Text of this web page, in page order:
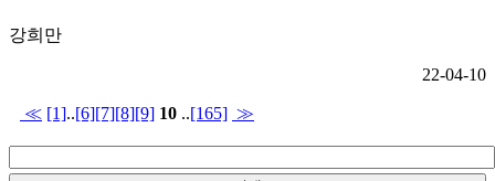
강희만
22-04-10
≪ [1]..[6][7][8][9] 10 ..[165] ≫